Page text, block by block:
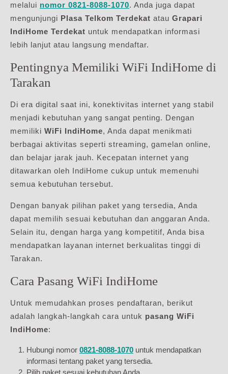
melalui nomor 0821-8088-1070. Anda juga dapat
mengunjungi Plasa Telkom Terdekat atau Grapari
IndiHome Terdekat untuk mendapatkan informasi
lebih lanjut atau langsung mendaftar.
Pentingnya Memiliki WiFi IndiHome di
Tarakan
Di era digital saat ini, konektivitas internet yang stabil
menjadi kebutuhan yang sangat penting. Dengan
memiliki WiFi IndiHome, Anda dapat menikmati
berbagai aktivitas seperti streaming, gamelan online,
dan belajar jarak jauh. Kecepatan internet yang
ditawarkan oleh IndiHome cukup untuk memenuhi
semua kebutuhan tersebut.
Dengan banyak pilihan paket yang tersedia, Anda
dapat memilih sesuai kebutuhan dan anggaran Anda.
Selain itu, dengan harga yang kompetitif, Anda bisa
mendapatkan layanan internet berkualitas tinggi di
Tarakan.
Cara Pasang WiFi IndiHome
Untuk memudahkan proses pendaftaran, berikut
adalah langkah-langkah cara untuk pasang WiFi
IndiHome:
Hubungi nomor 0821-8088-1070 untuk mendapatkan
informasi tentang paket yang tersedia.
Pilih paket sesuai kebutuhan Anda.